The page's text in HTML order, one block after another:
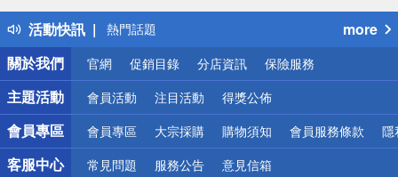
活動快訊
得獎公告
熱門話題
銀行優惠
偏遠地區配送
詐騙網頁！請小心！
more
關於我們
官網 促銷目錄 分店資訊 保險服務
主題活動 會員活動 注目活動 得獎公佈
會員專區 會員專區 大宗採購 購物須知 會員服務條款 隱
客服中心 常見問題 服務公告 意見信箱